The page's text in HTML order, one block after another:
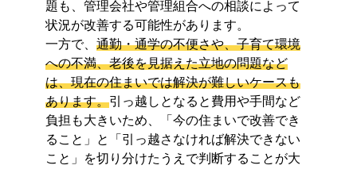
題も、管理会社や管理組合への相談によって
状況が改善する可能性があります。
一方で、 通勤・通学の不便さや、子育て環境
への不満、老後を見据えた立地の問題など
は、現在の住まいでは解決が難しいケースも
あります。引っ越しとなると費用や手間など
負担も大きいため、「今の住まいで改善でき
ること」と「引っ越さなければ解決できない
こと」を切り分けたうえで判断することが大